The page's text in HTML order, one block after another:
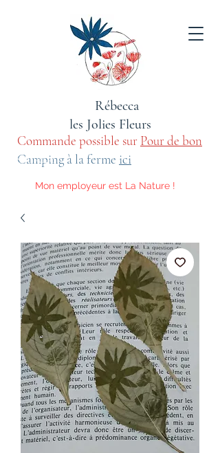
Camping à la ferme ici
Commande possible sur Pour de bon
sauvage
Rébecca
les Jolies Fleurs
Mon employeur est La Nature !